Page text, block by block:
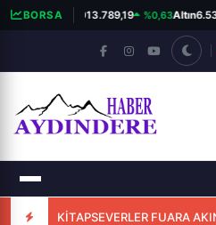
BORSA
BIST 100 13.789,19 %0,63Altın
KİTAPSEVERLER FUARA